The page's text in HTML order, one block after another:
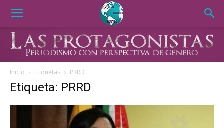
Inicio Etiquetas PRRD
Etiqueta: PRRD